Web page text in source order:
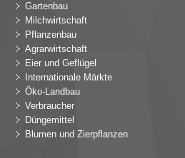
Gartenbau
Milchwirtschaft
Pflanzenbau
Agrarwirtschaft
Eier und Geflügel
Internationale Märkte
Öko-Landbau
Verbraucher
Düngemittel
Blumen und Zierpflanzen